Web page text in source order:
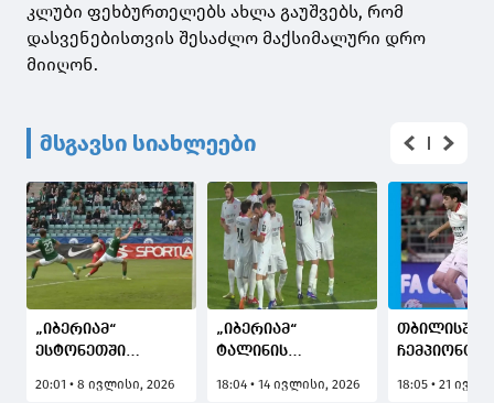
კლუბი ფეხბურთელებს ახლა გაუშვებს, რომ
დასვენებისთვის შესაძლო მაქსიმალური დრო
მიიღონ.
მსგავსი სიახლეები
„იბერიამ“
ესტონეთში
დაამარცხა,
20:01 • 8 ივლისი, 2026
„იბერიამ“
ტალინის
განმეორებით
18:04 • 14 ივლისი, 2026
თბილისში,
ჩემპიონთა
წრის მეორე
18:05 • 21